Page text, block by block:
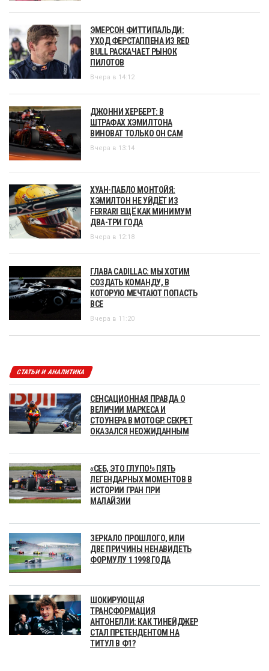
ЭМЕРСОН ФИТТИПАЛЬДИ:
УХОД ФЕРСТАППЕНА ИЗ RED
BULL РАСКАЧАЕТ РЫНОК
ПИЛОТОВ
Вчера в 14:12
ДЖОННИ ХЕРБЕРТ: В
ШТРАФАХ ХЭМИЛТОНА
ВИНОВАТ ТОЛЬКО ОН САМ
Вчера в 13:14
ХУАН-ПАБЛО МОНТОЙЯ:
ХЭМИЛТОН НЕ УЙДЁТ ИЗ
FERRARI ЕЩЁ КАК МИНИМУМ
ДВА-ТРИ ГОДА
Вчера в 12:18
ГЛАВА CADILLAC: МЫ ХОТИМ
СОЗДАТЬ КОМАНДУ, В
КОТОРУЮ МЕЧТАЮТ ПОПАСТЬ
ВСЕ
Вчера в 11:20
СТАТЬИ И АНАЛИТИКА
СЕНСАЦИОННАЯ ПРАВДА О
ВЕЛИЧИИ МАРКЕСА И
СТОУНЕРА В MOTOGP. СЕКРЕТ
ОКАЗАЛСЯ НЕОЖИДАННЫМ
«СЕБ, ЭТО ГЛУПО!» ПЯТЬ
ЛЕГЕНДАРНЫХ МОМЕНТОВ В
ИСТОРИИ ГРАН ПРИ
МАЛАЙЗИИ
ЗЕРКАЛО ПРОШЛОГО, ИЛИ
ДВЕ ПРИЧИНЫ НЕНАВИДЕТЬ
ФОРМУЛУ 1 1998 ГОДА
ШОКИРУЮЩАЯ
ТРАНСФОРМАЦИЯ
АНТОНЕЛЛИ: КАК ТИНЕЙДЖЕР
СТАЛ ПРЕТЕНДЕНТОМ НА
ТИТУЛ В Ф1?